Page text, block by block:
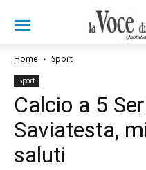
Home Sport
Sport
Calcio a 5
Saviatesta,
saluti